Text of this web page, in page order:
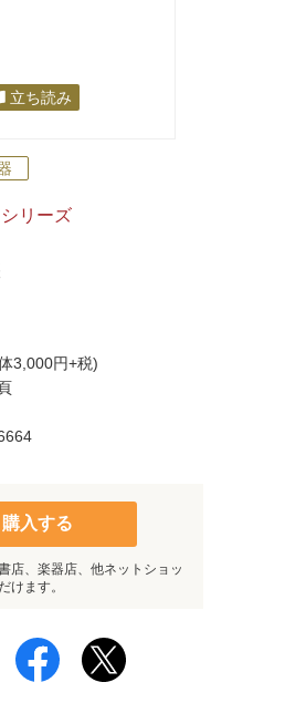
立ち読み
リーズ
3,000円+税)
購入する
店、楽器店、他ネットショッ
けます。